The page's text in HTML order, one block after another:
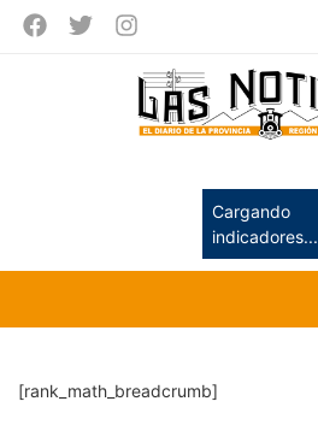
Cargando
indicadores...
[rank_math_breadcrumb]